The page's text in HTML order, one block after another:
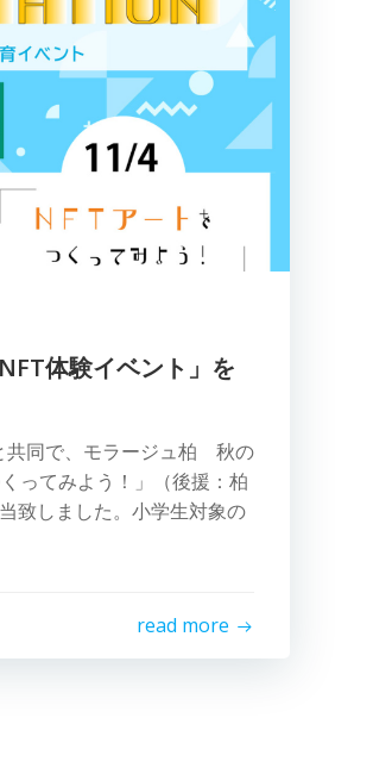
体験イベント」を
共同で、モラージュ柏 秋の
ってみよう！」（後援：柏
致しました。小学生対象の
read more